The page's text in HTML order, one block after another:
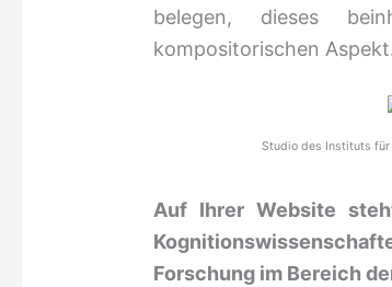
belegen, dieses
kompositorischen
Studio des Instituts für
Auf Ihrer Website
Forschung im Bereich